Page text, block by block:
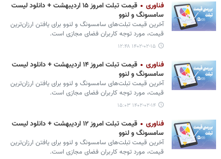
فناوری
قیمت تبلت امروز ۱۵ اردیبهشت + دانلود لیست
سامسونگ و لنوو
آخرین قیمت تبلت‌های سامسونگ و لنوو برای یافتن ارزان‌ترین
قیمت، مورد توجه کاربران فضای مجازی است.
۱۴۰۲-۰۲-۱۵ ۱۲:۴۸
فناوری
قیمت تبلت امروز ۱۴ اردیبهشت + دانلود لیست
سامسونگ و لنوو
آخرین قیمت تبلت‌های سامسونگ و لنوو برای یافتن ارزان‌ترین
قیمت، مورد توجه کاربران فضای مجازی است.
۱۴۰۲-۰۲-۱۴ ۱۵:۰۳
فناوری
قیمت تبلت امروز ۱۲ اردیبهشت + دانلود لیست
سامسونگ و لنوو
آخرین قیمت تبلت‌های سامسونگ و لنوو برای یافتن ارزان‌ترین
قیمت، مورد توجه کاربران فضای مجازی است.